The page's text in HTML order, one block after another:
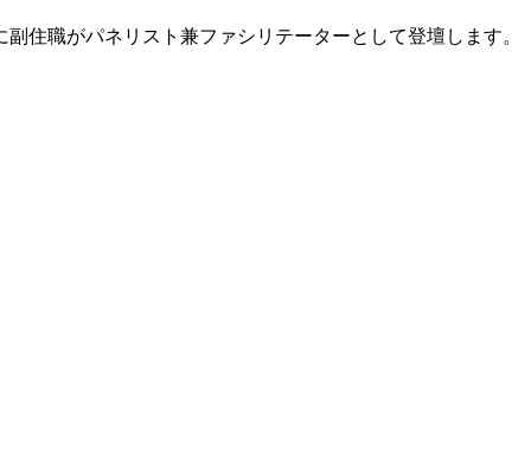
副住職がパネリスト兼ファシリテーターとして登壇します。